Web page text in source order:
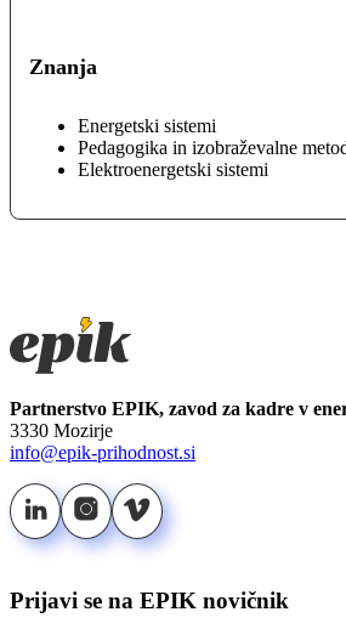
Znanja
Energetski sistemi
Pedagogika in izobraževalne
Elektroenergetski sistemi
Partnerstvo EPIK, zavod za kadre v
3330 Mozirje
info@epik-prihodnost.si
Prijavi se na EPIK novičnik